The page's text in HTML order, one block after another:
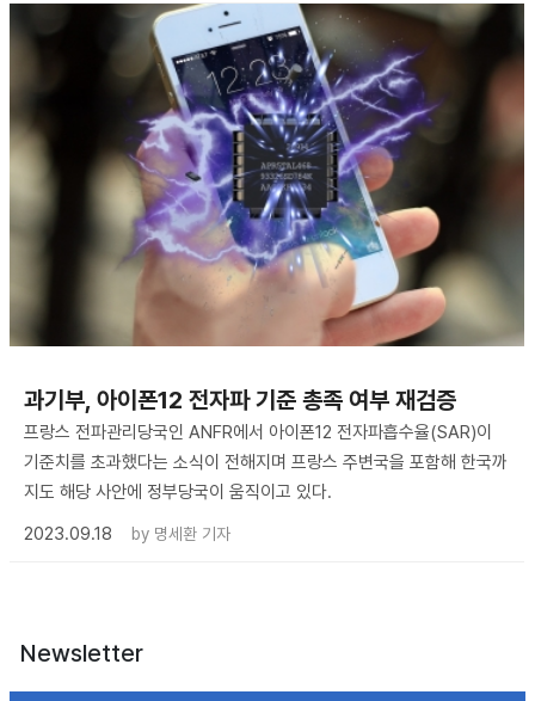
과기부, 아이폰12 전자파 기준 총족 여부 재검증
프랑스 전파관리당국인 ANFR에서 아이폰12 전자파흡수율(SAR)이
기준치를 초과했다는 소식이 전해지며 프랑스 주변국을 포함해 한국까
지도 해당 사안에 정부당국이 움직이고 있다.
2023.09.18
by 명세환 기자
Newsletter